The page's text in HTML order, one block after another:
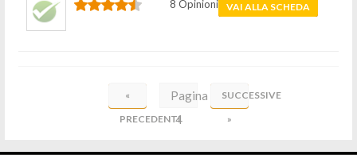
8 Opinioni VAI ALLA SCHEDA
«
PRECEDENTI
Pagina
4
SUCCESSIVE
»